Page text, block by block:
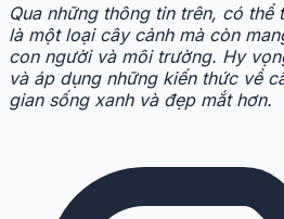
Qua những thông tin trên, có thể
là một loại cây cảnh mà còn
con người và môi trường. Hy
và áp dụng những kiến thức về
gian sống xanh và đẹp mắt hơn.